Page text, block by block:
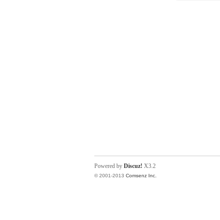
Powered by Discuz! X3.2
© 2001-2013 Comsenz Inc.